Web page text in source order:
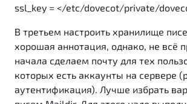
ssl_key = </etc/dovecot/private/
В третьем настроить хранилище
хорошая аннотация, однако, не всё
начала сделаем почту для тех
которых есть аккаунты на сервере
аутентификация). Лучше избрать